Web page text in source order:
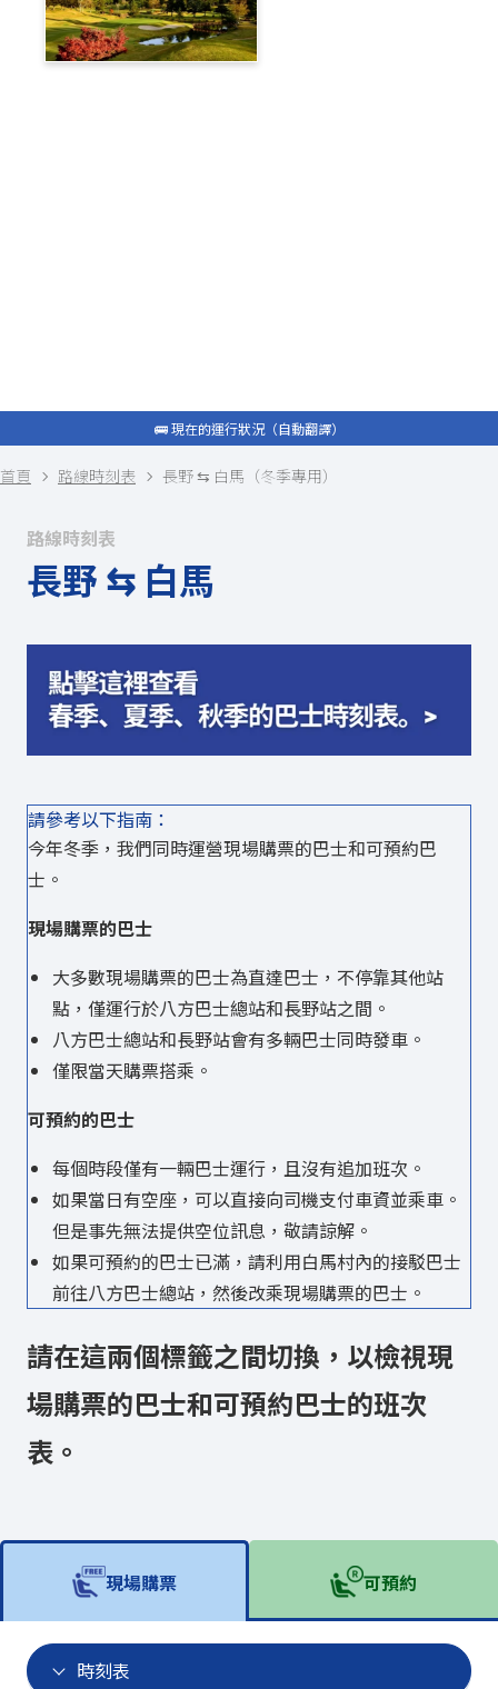
🚌 現在的運行狀況（自動翻譯）
首頁 路線時刻表 長野 ⇆ 白馬（冬季專用）
路線時刻表
長野 ⇆ 白馬
請參考以下指南：
今年冬季，我們同時運營現場購票的巴士和可預約巴
士。
現場購票的巴士
大多數現場購票的巴士為直達巴士，不停靠其他站
點，僅運行於八方巴士總站和長野站之間。
八方巴士總站和長野站會有多輛巴士同時發車。
僅限當天購票搭乘。
可預約的巴士
每個時段僅有一輛巴士運行，且沒有追加班次。
如果當日有空座，可以直接向司機支付車資並乘車。
但是事先無法提供空位訊息，敬請諒解。
如果可預約的巴士已滿，請利用白馬村內的接駁巴士
前往八方巴士總站，然後改乘現場購票的巴士。
請在這兩個標籤之間切換，以檢視現
場購票的巴士和可預約巴士的班次
表。
現場購票 可預約
時刻表